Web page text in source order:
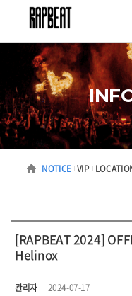
NOTICE VIP
[RAPBEAT 2024]
Helinox
관리자 2024-07-17